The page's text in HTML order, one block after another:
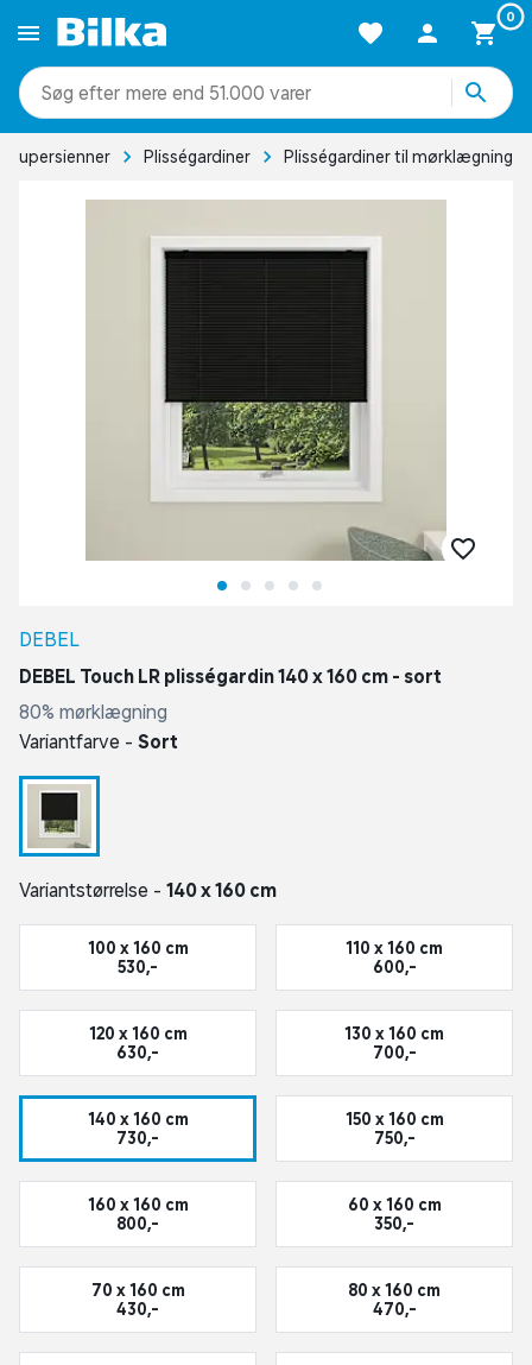
0
mere end 51.000 varer
alupersienner Plisségardiner Plisségardiner til mørklægning
DEBEL
DEBEL Touch LR plisségardin 140 x 160 cm - sort
80% mørklægning
Variantfarve - Sort
Variantstørrelse - 140 x 160 cm
100 x 160 cm
530,-
110 x 160 cm
600,-
120 x 160 cm
630,-
130 x 160 cm
700,-
140 x 160 cm
730,-
150 x 160 cm
750,-
160 x 160 cm
800,-
60 x 160 cm
350,-
70 x 160 cm
430,-
80 x 160 cm
470,-